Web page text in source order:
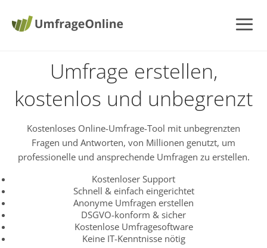
Umfrage erstellen,
kostenlos und unbegrenzt
Kostenloses Online-Umfrage-Tool mit unbegrenzten
Fragen und Antworten, von Millionen genutzt, um
professionelle und ansprechende Umfragen zu erstellen.
Kostenloser Support
Schnell & einfach eingerichtet
Anonyme Umfragen erstellen
DSGVO-konform & sicher
Kostenlose Umfragesoftware
Keine IT-Kenntnisse nötig